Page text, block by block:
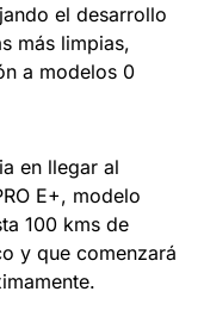
el desarrollo
más limpias,
a modelos 0
en llegar al
E+, modelo
100 kms de
y que comenzará